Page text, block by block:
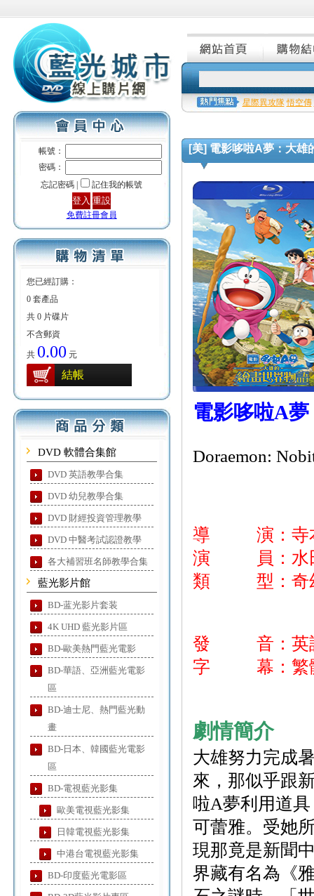
帳號：
密碼：
忘記密碼 |
記住我的帳號
免費註冊會員
您已經訂購：
0 套產品
共 0 片碟片
不含郵資
共 0.00 元
結帳
DVD 軟體合集館
DVD 英語教學合集
DVD 幼兒教學合集
DVD 財經投資管理教學
DVD 中醫考試認證教學
各大補習班名師教學合集
藍光影片館
BD-蓝光影片套装
4K UHD 藍光影片區
BD-歐美熱門藍光電影
BD-華語、亞洲藍光電影
區
BD-迪士尼、熱門藍光動
畫
BD-日本、韓國藍光電影
區
BD-電視藍光影集
歐美電視藍光影集
日韓電視藍光影集
中港台電視藍光影集
BD-印度藍光電影區
星際異攻隊 悟空傳
[美] 電影哆啦A夢：大雄
電影哆啦A
Doraemon:
導 演：寺
演 員：水田
類 型：奇
發 音：英
字 幕：繁體
劇情簡介
大雄努力完成
來，那似乎跟
啦A夢利用道
可蕾雅。受她
現那竟是新聞
界藏有名為《